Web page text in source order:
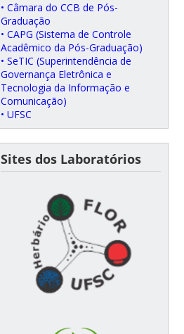
• Câmara do CCB de Pós-
Graduação
• CAPG (Sistema de Controle
Acadêmico da Pós-Graduação)
• SeTIC (Superintendência de
Governança Eletrônica e
Tecnologia da Informação e
Comunicação)
• UFSC
Sites dos Laboratórios